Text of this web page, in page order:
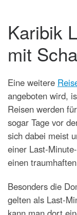
Karibik
mit
Eine weitere
angeboten wird,
Reisen werden
sogar Tage vor
sich dabei meist
einer Last-
einen
Besonders die
gelten als Last-